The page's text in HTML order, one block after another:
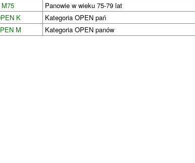
M75
Panowie w wieku 75-79 lat
K
Kategoria OPEN pań
M Kategoria OPEN panów